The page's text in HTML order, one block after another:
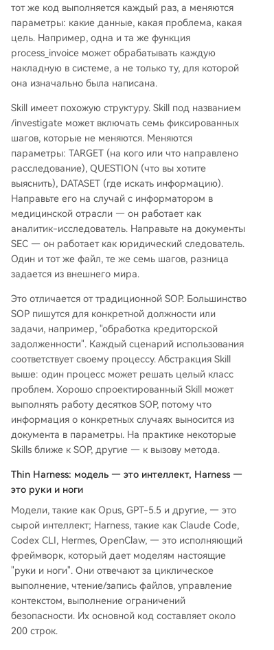
тот же код выполняется каждый раз, а меняются
параметры: какие данные, какая проблема, какая
цель. Например, одна и та же функция
process_invoice может обрабатывать каждую
накладную в системе, а не только ту, для которой
она изначально была написана.
Skill имеет похожую структуру. Skill под названием
/investigate может включать семь фиксированных
шагов, которые не меняются. Меняются
параметры: TARGET (на кого или что направлено
расследование), QUESTION (что вы хотите
выяснить), DATASET (где искать информацию).
Направьте его на случай с информатором в
медицинской отрасли — он работает как
аналитик-исследователь. Направьте на документы
SEC — он работает как юридический следователь.
Один и тот же файл, те же семь шагов, разница
задается из внешнего мира.
Это отличается от традиционной SOP. Большинство
SOP пишутся для конкретной должности или
задачи, например, "обработка кредиторской
задолженности". Каждый сценарий использования
соответствует своему процессу. Абстракция Skill
выше: один процесс может решать целый класс
проблем. Хорошо спроектированный Skill может
выполнять работу десятков SOP, потому что
информация о конкретных случаях выносится из
документа в параметры. На практике некоторые
Skills ближе к SOP, другие — к вызову метода.
Thin Harness: модель — это интеллект, Harness —
это руки и ноги
Модели, такие как Opus, GPT-5.5 и другие, — это
сырой интеллект; Harness, такие как Claude Code,
Codex CLI, Hermes, OpenClaw, — это исполняющий
фреймворк, который дает моделям настоящие
"руки и ноги". Они отвечают за циклическое
выполнение, чтение/запись файлов, управление
контекстом, выполнение ограничений
безопасности. Их основной код составляет около
200 строк.